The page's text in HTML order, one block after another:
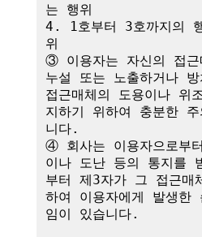
는 행위
4. 1호부터 3호까지의
위
③ 이용자는 자신의 접근
누설 또는 노출하거나 방
접근매체의 도용이나 위
지하기 위하여 충분한
니다.
④ 회사는 이용자으로부
이나 도난 등의 통지를
부터 제3자가 그 접근매
하여 이용자에게 발생한
임이 있습니다.